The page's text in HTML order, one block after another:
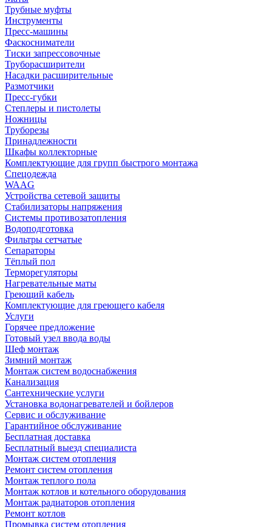
Трубные муфты
Инструменты
Пресс-машины
Фаскосниматели
Тиски запрессовочные
Труборасширители
Насадки расширительные
Размотчики
Пресс-губки
Степлеры и пистолеты
Ножницы
Труборезы
Принадлежности
Шкафы коллекторные
Комплектующие для групп быстрого монтажа
Спецодежда
WAAG
Устройства сетевой защиты
Стабилизаторы напряжения
Системы противозатопления
Водоподготовка
Фильтры сетчатые
Сепараторы
Тёплый пол
Терморегуляторы
Нагревательные маты
Греющий кабель
Комплектующие для греющего кабеля
Услуги
Горячее предложение
Готовый узел ввода воды
Шеф монтаж
Зимний монтаж
Монтаж систем водоснабжения
Канализация
Сантехнические услуги
Установка водонагревателей и бойлеров
Сервис и обслуживание
Гарантийное обслуживание
Бесплатная доставка
Бесплатный выезд специалиста
Монтаж систем отопления
Ремонт систем отопления
Монтаж теплого пола
Монтаж котлов и котельного оборудования
Монтаж радиаторов отопления
Ремонт котлов
Промывка систем отопления